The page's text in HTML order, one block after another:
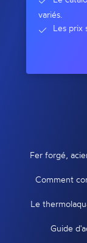
variés.
Les prix
Fer forgé,
Comment
Le
Guide